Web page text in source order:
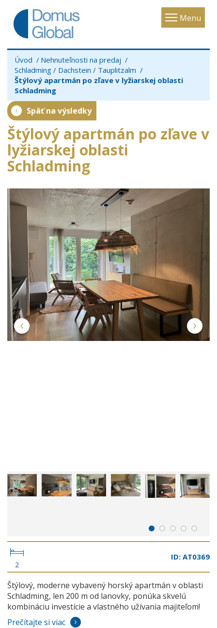
Menu
Toggle
Úvod
Nehnuteľnosti na predaj
Schladming / Dachstein / Tauplitzalm
Štýlový apartmán po zľave v lyžiarskej oblasti
Schladming
Späť na výsledky
Štýlový apartmán po zľave v
lyžiarskej oblasti
Schladming
2
ID: AT0369
Štýlový, moderne vybavený horský apartmán v oblasti
Schladming, len 200 m od lanovky, ponúka skvelú
kombináciu investície a vlastného užívania majiteľom!
Prečítajte si viac